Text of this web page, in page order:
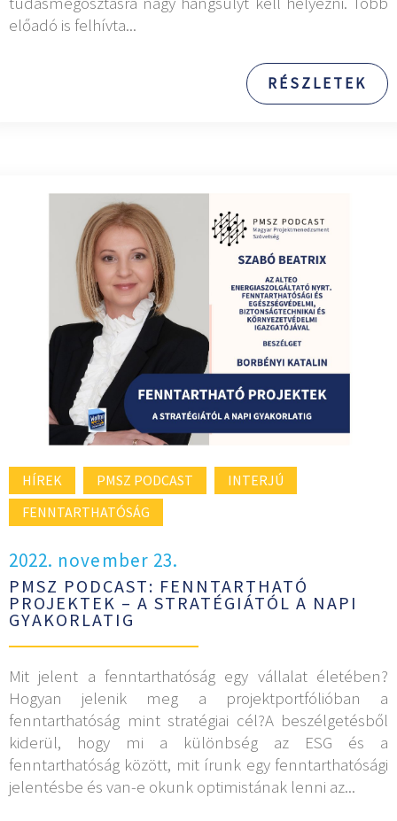
előadó is felhívta...
RÉSZLETEK
HÍREK PMSZ PODCAST
INTERJÚ
FENNTARTHATÓSÁG
2022. november 23.
PMSZ PODCAST: FENNTARTHATÓ
PROJEKTEK – A STRATÉGIÁTÓL A NAPI
GYAKORLATIG
Mit jelent a fenntarthatóság egy vállalat életében?
Hogyan jelenik meg a projektportfólióban a
fenntarthatóság mint stratégiai cél?A beszélgetésből
kiderül, hogy mi a különbség az ESG és a
fenntarthatóság között, mit írunk egy fenntarthatósági
jelentésbe és van-e okunk optimistának lenni az...